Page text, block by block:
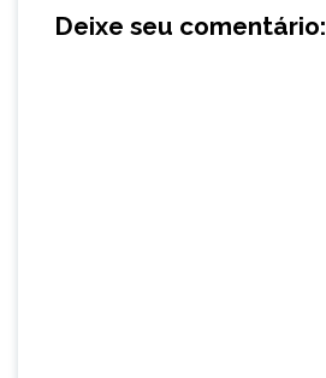
Deixe seu comentário: